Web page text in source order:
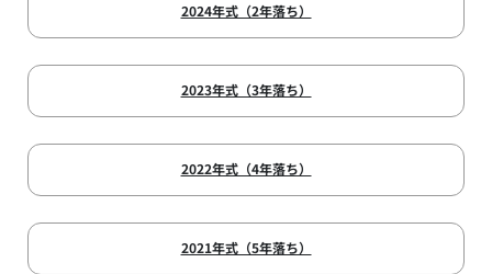
2024年式（2年落ち）
2023年式（3年落ち）
2022年式（4年落ち）
2021年式（5年落ち）